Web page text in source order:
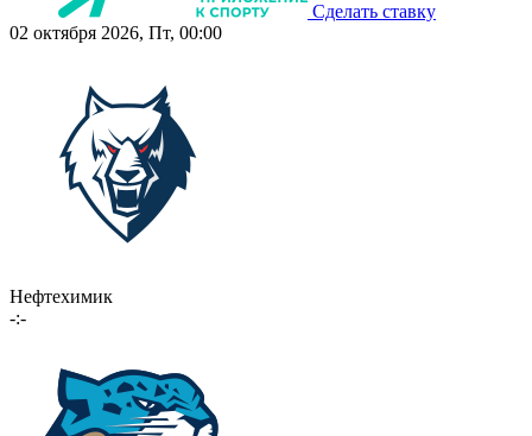
Сделать ставку
02 октября 2026, Пт, 00:00
Нефтехимик
-:-